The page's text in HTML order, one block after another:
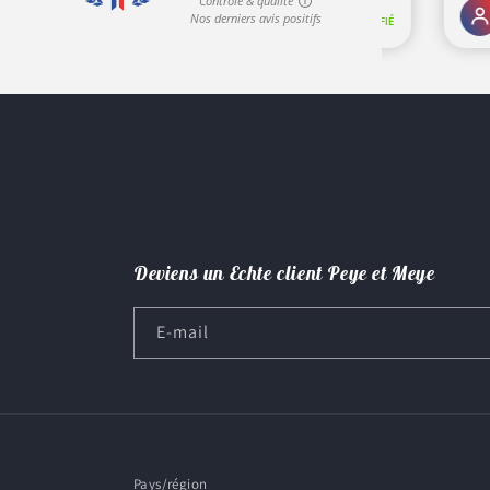
Deviens un Echte client Peye et Meye
E-mail
Pays/région